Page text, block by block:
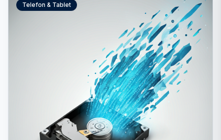
Telefon & Tablet